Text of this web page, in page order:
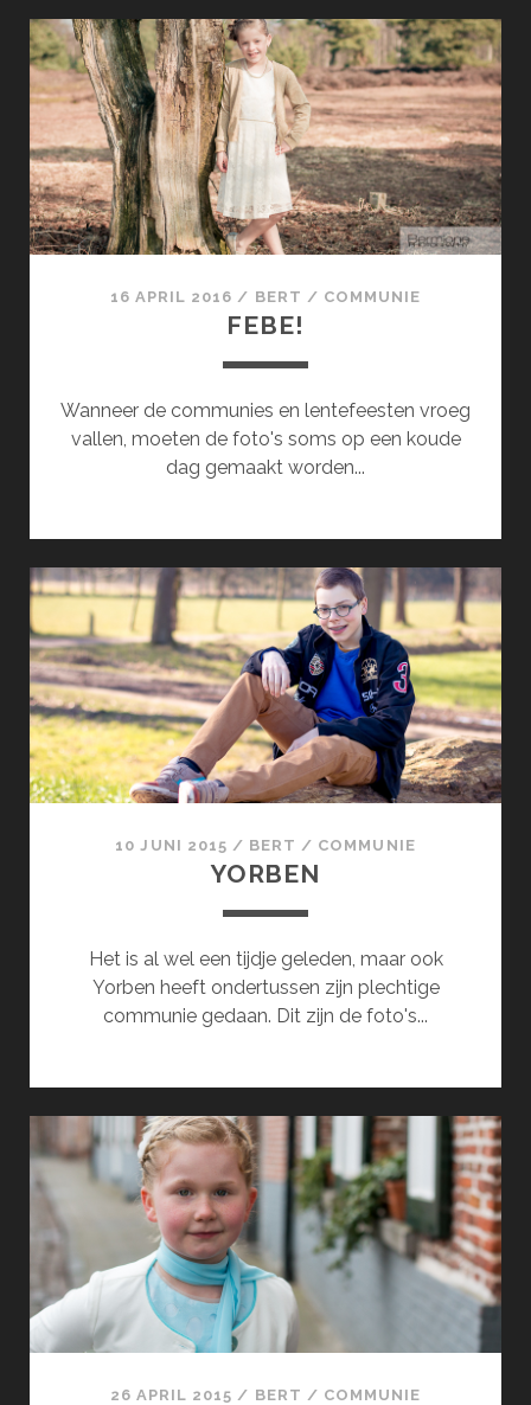
16 APRIL 2016 / BERT / COMMUNIE
FEBE!
Wanneer de communies en lentefeesten vroeg
vallen, moeten de foto's soms op een koude
dag gemaakt worden...
10 JUNI 2015 / BERT / COMMUNIE
YORBEN
Het is al wel een tijdje geleden, maar ook
Yorben heeft ondertussen zijn plechtige
communie gedaan. Dit zijn de foto's...
26 APRIL 2015 / BERT / COMMUNIE